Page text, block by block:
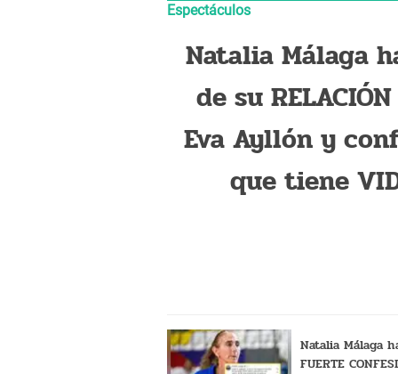
Espectáculos
Natalia Málaga
de su
Eva Ayllón y
que tiene
Natalia Málaga
FUERTE